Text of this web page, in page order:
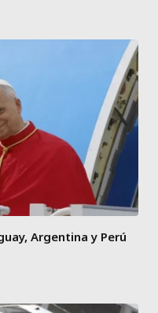
Argentina y Perú